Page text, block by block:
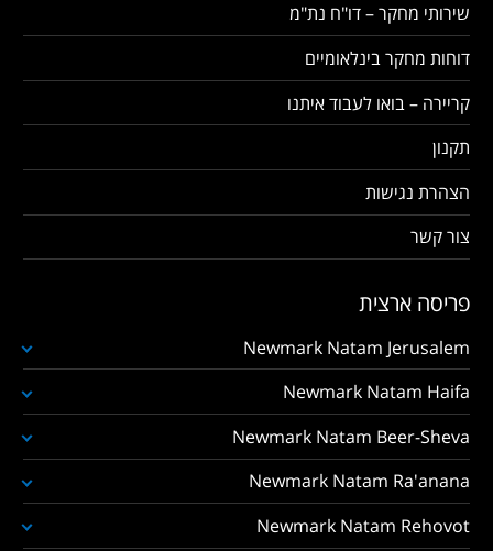
שירותי מחקר – דו"ח נת"מ
דוחות מחקר בינלאומיים
קריירה – בואו לעבוד איתנו
תקנון
הצהרת נגישות
צור קשר
פריסה ארצית
Newmark Natam Jerusalem
Newmark Natam Haifa
Newmark Natam Beer-Sheva
Newmark Natam Ra'anana
Newmark Natam Rehovot